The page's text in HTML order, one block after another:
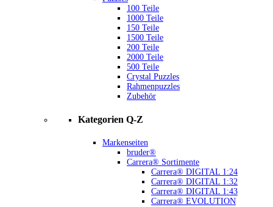
100 Teile
1000 Teile
150 Teile
1500 Teile
200 Teile
2000 Teile
500 Teile
Crystal Puzzles
Rahmenpuzzles
Zubehör
Kategorien Q-Z
Markenseiten
bruder®
Carrera® Sortimente
Carrera® DIGITAL 1:24
Carrera® DIGITAL 1:32
Carrera® DIGITAL 1:43
Carrera® EVOLUTION